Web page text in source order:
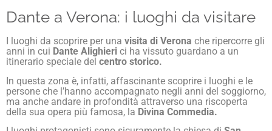
Dante a Verona: i luoghi da visitare
I luoghi da scoprire per una visita di Verona che ripercorre gli
anni in cui Dante Alighieri ci ha vissuto guardano a un
itinerario speciale del centro storico.
In questa zona è, infatti, affascinante scoprire i luoghi e le
persone che l’hanno accompagnato negli anni del soggiorno,
ma anche andare in profondità attraverso una riscoperta
della sua opera più famosa, la Divina Commedia.